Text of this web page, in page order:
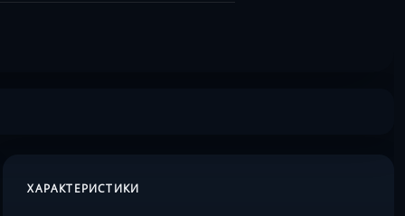
ХАРАКТЕРИСТИКИ